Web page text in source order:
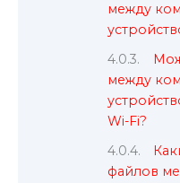
между
между
Wi-Fi?
файлов